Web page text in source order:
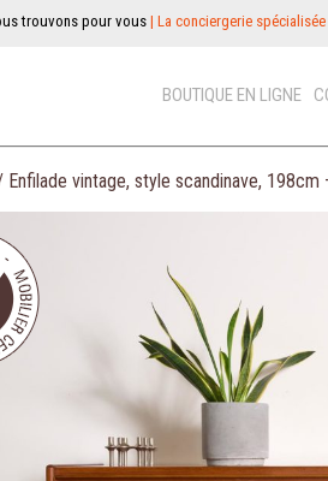
trouvons pour vous | La conciergerie
BOUTIQUE EN LIGNE
Enfilade vintage, style scandinave, 198cm